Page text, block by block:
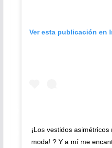
Ver esta publicación en
¡Los vestidos
moda! ? Y a mí me